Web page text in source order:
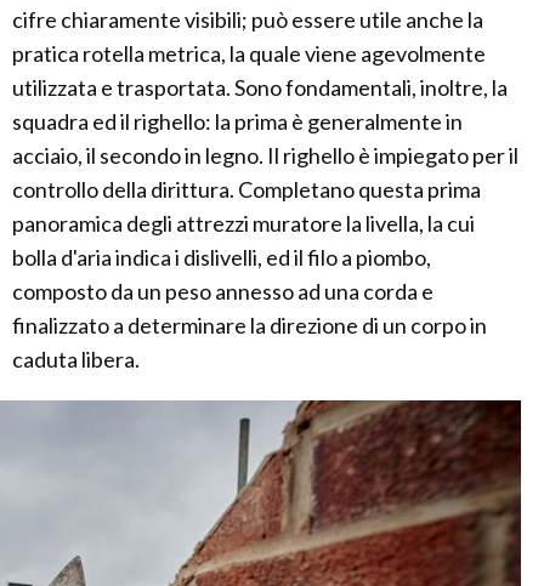
cifre chiaramente visibili; può essere utile anche la
pratica rotella metrica, la quale viene agevolmente
utilizzata e trasportata. Sono fondamentali, inoltre, la
squadra ed il righello: la prima è generalmente in
acciaio, il secondo in legno. Il righello è impiegato per il
controllo della dirittura. Completano questa prima
panoramica degli attrezzi muratore la livella, la cui
bolla d'aria indica i dislivelli, ed il filo a piombo,
composto da un peso annesso ad una corda e
finalizzato a determinare la direzione di un corpo in
caduta libera.